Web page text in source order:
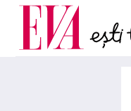
Carieră
Actualitate